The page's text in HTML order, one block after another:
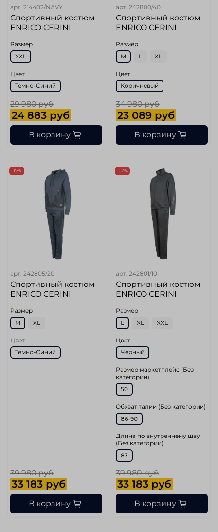
арт. 214402/NAVY
Спортивный костюм
ENRICO CERINI
Размер
XXL
Цвет
Темно-Синий
29 980 руб
24 883 руб
В корзину
арт. 242800/40
Спортивный костюм
ENRICO CERINI
Размер
M
L XL
Цвет
Коричневый
34 980 руб
23 089 руб
В корзину
-17%
арт. 242805/20
Спортивный костюм
ENRICO CERINI
Размер
M
XL
Цвет
Темно-Синий
39 980 руб
33 183 руб
В корзину
-17%
арт. 242801/10
Спортивный костюм
ENRICO CERINI
Размер
L
XL XXL
Цвет
Черный
Размер маркетплейс (Без
категории)
50
Обхват талии (Без категории)
86-90
Длина по внутреннему шву
(Без категории)
83
39 980 руб
33 183 руб
В корзину